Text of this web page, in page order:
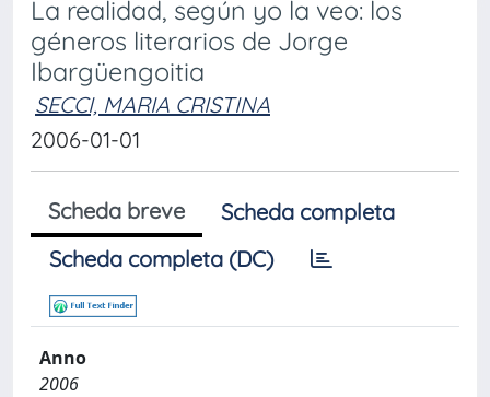
La realidad, según yo la veo: los
géneros literarios de Jorge
Ibargüengoitia
SECCI, MARIA CRISTINA
2006-01-01
Scheda breve
Scheda completa
Scheda completa (DC)
Anno
2006